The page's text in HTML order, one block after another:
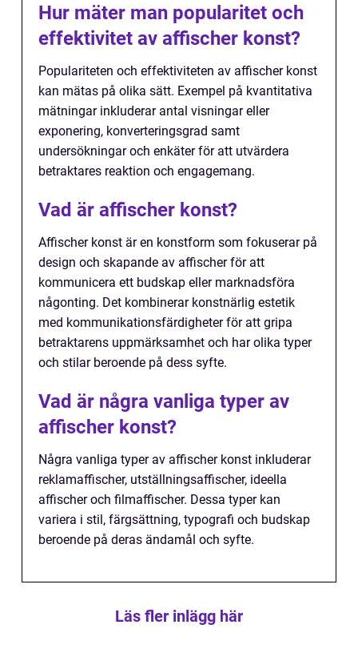
Hur mäter man popularitet och
effektivitet av affischer konst?
Populariteten och effektiviteten av affischer konst
kan mätas på olika sätt. Exempel på kvantitativa
mätningar inkluderar antal visningar eller
exponering, konverteringsgrad samt
undersökningar och enkäter för att utvärdera
betraktares reaktion och engagemang.
Vad är affischer konst?
Affischer konst är en konstform som fokuserar på
design och skapande av affischer för att
kommunicera ett budskap eller marknadsföra
någonting. Det kombinerar konstnärlig estetik
med kommunikationsfärdigheter för att gripa
betraktarens uppmärksamhet och har olika typer
och stilar beroende på dess syfte.
Vad är några vanliga typer av
affischer konst?
Några vanliga typer av affischer konst inkluderar
reklamaffischer, utställningsaffischer, ideella
affischer och filmaffischer. Dessa typer kan
variera i stil, färgsättning, typografi och budskap
beroende på deras ändamål och syfte.
Läs fler inlägg här